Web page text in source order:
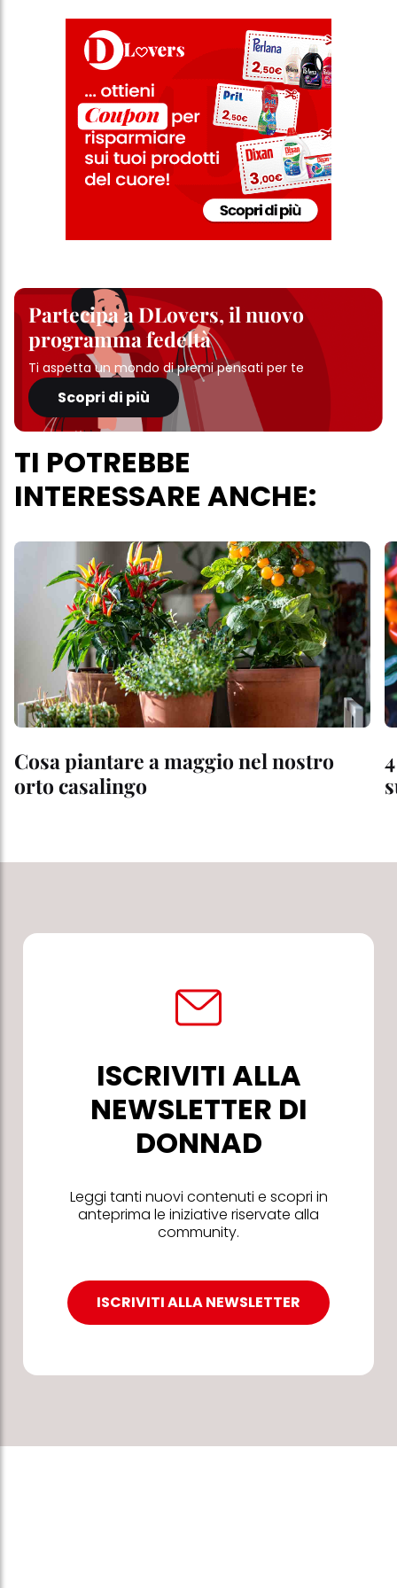
Partecipa a DLovers, il nuovo
programma fedeltà
Ti aspetta un mondo di premi pensati per te
Scopri di più
TI POTREBBE
INTERESSARE ANCHE:
Cosa piantare a maggio nel nostro
orto casalingo
ISCRIVITI ALLA
NEWSLETTER DI
DONNAD
Leggi tanti nuovi contenuti e scopri in
anteprima le iniziative riservate alla
community.
ISCRIVITI ALLA NEWSLETTER